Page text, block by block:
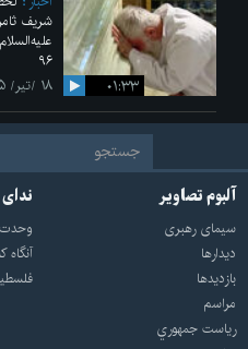
۰۱:۳۳
شریف
۹۶
۱۸ /تیر/ ۱۴۰۵
آلبوم تصاویر
سيماى رهبرى
ديدارها
بازديدها
مراسم
رياست جمهوري
وحدت